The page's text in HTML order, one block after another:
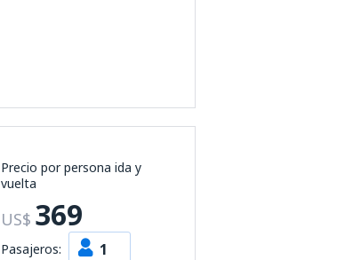
Precio por persona ida y
vuelta
US$ 369
Pasajeros: 1